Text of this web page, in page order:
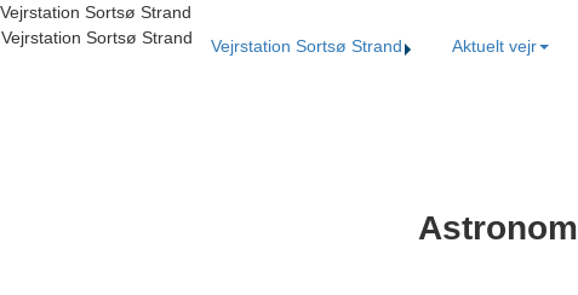
Vejrstation Sortsø Strand
Vejrstation Sortsø Strand
Vejrstation Sortsø Strand Aktuelt vejr